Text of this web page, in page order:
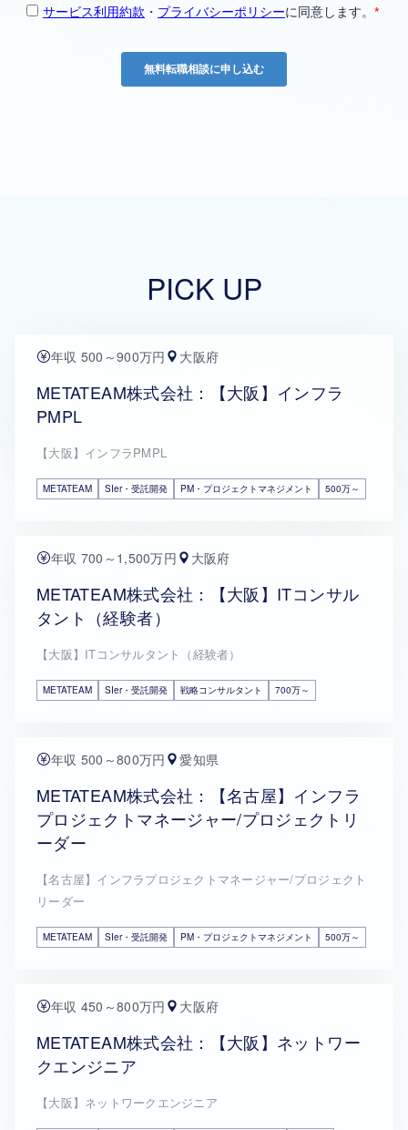
PICK UP
年収 500～900万円 大阪府
METATEAM株式会社：【大阪】インフラ
PMPL
【大阪】インフラPMPL
METATEAM SIer・受託開発 PM・プロジェクトマネジメント 500万～
年収 700～1,500万円 大阪府
METATEAM株式会社：【大阪】ITコンサル
タント（経験者）
【大阪】ITコンサルタント（経験者）
METATEAM SIer・受託開発 戦略コンサルタント 700万～
年収 500～800万円 愛知県
METATEAM株式会社：【名古屋】インフラ
プロジェクトマネージャー/プロジェクトリ
ーダー
【名古屋】インフラプロジェクトマネージャー/プロジェクト
リーダー
METATEAM SIer・受託開発 PM・プロジェクトマネジメント 500万～
年収 450～800万円 大阪府
METATEAM株式会社：【大阪】ネットワー
クエンジニア
【大阪】ネットワークエンジニア